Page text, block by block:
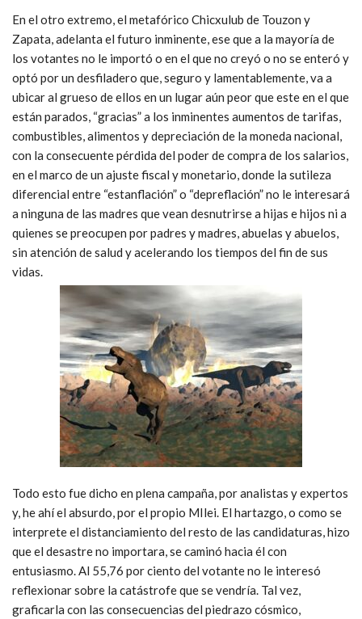
En el otro extremo, el metafórico Chicxulub de Touzon y
Zapata, adelanta el futuro inminente, ese que a la mayoría de
los votantes no le importó o en el que no creyó o no se enteró y
optó por un desfiladero que, seguro y lamentablemente, va a
ubicar al grueso de ellos en un lugar aún peor que este en el que
están parados, “gracias” a los inminentes aumentos de tarifas,
combustibles, alimentos y depreciación de la moneda nacional,
con la consecuente pérdida del poder de compra de los salarios,
en el marco de un ajuste fiscal y monetario, donde la sutileza
diferencial entre “estanflación” o “depreflación” no le interesará
a ninguna de las madres que vean desnutrirse a hijas e hijos ni a
quienes se preocupen por padres y madres, abuelas y abuelos,
sin atención de salud y acelerando los tiempos del fin de sus
vidas.
Todo esto fue dicho en plena campaña, por analistas y expertos
y, he ahí el absurdo, por el propio MIlei. El hartazgo, o como se
interprete el distanciamiento del resto de las candidaturas, hizo
que el desastre no importara, se caminó hacia él con
entusiasmo. Al 55,76 por ciento del votante no le interesó
reflexionar sobre la catástrofe que se vendría. Tal vez,
graficarla con las consecuencias del piedrazo cósmico,